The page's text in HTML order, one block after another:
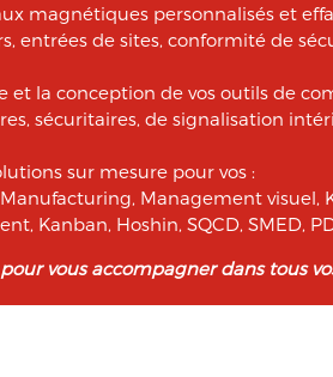
magnétiques personnalisés et
entrées de sites, conformité de
et la conception de vos outils de
sécuritaires, de signalisation
sur mesure pour vos :
Management visuel,
Kanban, Hoshin, SQCD, SMED,
vous accompagner dans tous